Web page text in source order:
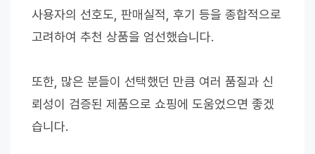
사용자의 선호도, 판매실적, 후기 등을 종합적으로
고려하여 추천 상품을 엄선했습니다.
또한, 많은 분들이 선택했던 만큼 여러 품질과 신
뢰성이 검증된 제품으로 쇼핑에 도움었으면 좋겠
습니다.